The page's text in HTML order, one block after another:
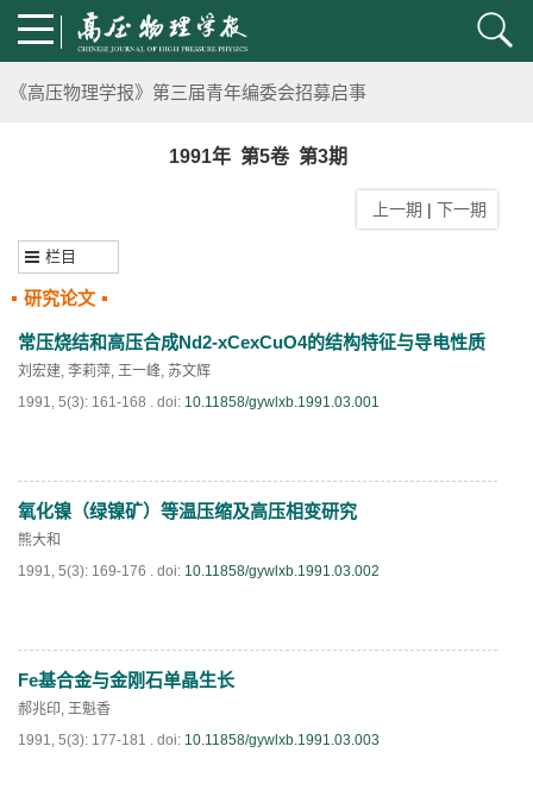
通知
《高压物理学报》第三届青年编委会招募启事
第五届高压科学卓越青年学者评选通知
2024年度《高压物理学报》优秀审稿人评选结果
2024年上海光源同步辐射大压机实验技术培训班通知
《高压物理学报》将于2025年1月由双月刊变更为月刊
动载下材料物性机器学习与高通量研究专刊征稿启事
《高压物理学报》2023年度优秀审稿人和优秀论文评选结果
第十四届全国爆炸力学学术会议 第二轮通知
通知
1991年 第5卷 第3期
上一期 | 下一期
栏目
研究论文
常压烧结和高压合成Nd2-xCexCuO4的结构特征与导电性质
刘宏建, 李莉萍, 王一峰, 苏文辉
1991, 5(3): 161-168 . doi: 10.11858/gywlxb.1991.03.001
PDF(750)
氧化镍（绿镍矿）等温压缩及高压相变研究
熊大和
1991, 5(3): 169-176 . doi: 10.11858/gywlxb.1991.03.002
PDF(741)
Fe基合金与金刚石单晶生长
郝兆印, 王魁香
1991, 5(3): 177-181 . doi: 10.11858/gywlxb.1991.03.003